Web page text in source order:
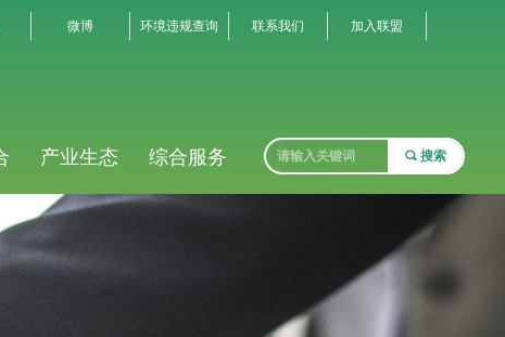
产业生态 综合服务 끠 搜索
微博 环境违规查询 联系我们 加入联盟